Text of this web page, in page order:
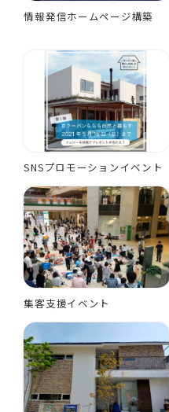
情報発信ホームページ構築
SNSプロモーションイベント
集客支援イベント